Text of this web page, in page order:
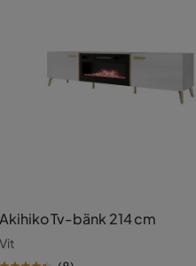
Akihiko Tv-bänk 214 cm
Vit